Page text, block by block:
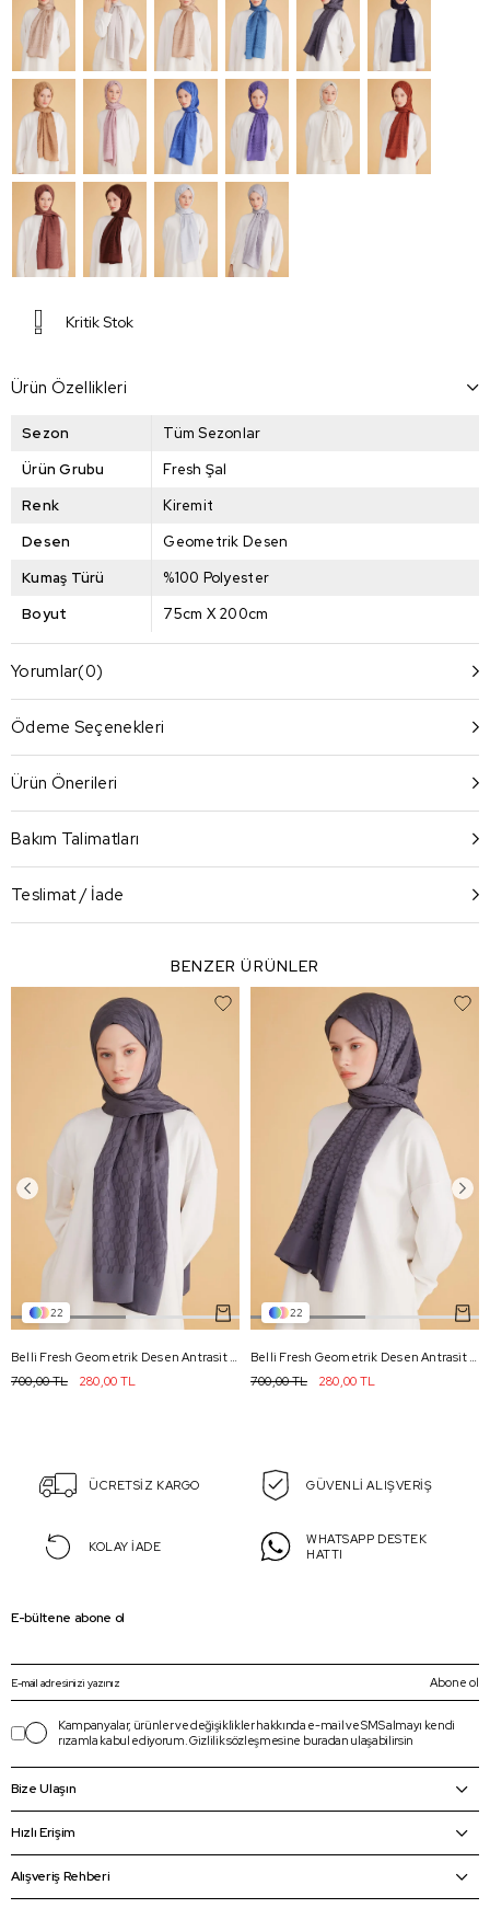
Kritik Stok
Ürün Özellikleri
Sezon
Tüm Sezonlar
Ürün Grubu
Fresh Şal
Renk
Kiremit
Desen
Geometrik Desen
Kumaş Türü
%100 Polyester
Boyut
75cm X 200cm
Yorumlar(0)
Ödeme Seçenekleri
Ürün Önerileri
Bakım Talimatları
Teslimat / İade
BENZER ÜRÜNLER
22
Belli Fresh Geometrik Desen Antrasit Safir Şal 1 - 98
280,00 TL
700,00 TL
22
Belli Fresh Geometrik Desen Antrasit Safir Şal 2 - 98
280,00 TL
700,00 TL
ÜCRETSİZ KARGO GÜVENLİ ALIŞVERİŞ
KOLAY İADE
WHATSAPP DESTEK
HATTI
E-bültene abone ol
Abone ol
Kampanyalar, ürünler ve değişiklikler hakkında e-mail ve SMS almayı kendi
rızamla kabul ediyorum.Gizlilik sözleşmesine buradan ulaşabilirsin
Bize Ulaşın
Hızlı Erişim
Alışveriş Rehberi